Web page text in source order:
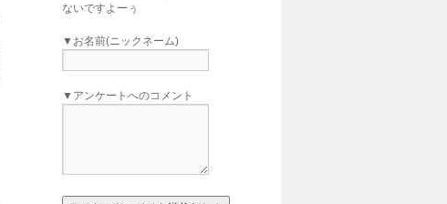
ないですよーぅ
▼お名前(ニックネーム)
▼アンケートへのコメント